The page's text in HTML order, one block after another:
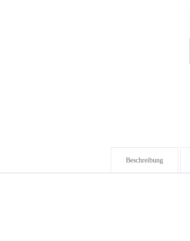
Beschreibung